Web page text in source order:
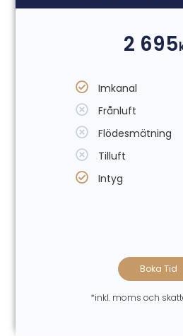
2 695
Imkanal
Frånluft
Flödesmätning
Tilluft
Intyg
Boka Tid
*inkl. moms och